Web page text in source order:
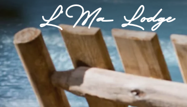
L'Ma Lodge